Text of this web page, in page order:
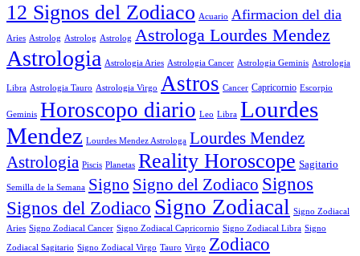
12 Signos del Zodiaco Acuario Afirmacion del dia
Aries Astrolog Astrolog Astrolog Astrologa Lourdes Mendez
Astrologia Astrologia Aries Astrologia Cancer Astrologia Geminis Astrologia
Libra Astrologia Tauro Astrologia Virgo Astros Cancer Capricornio Escorpio
Geminis Horoscopo diario Leo Libra Lourdes
Mendez Lourdes Mendez Astrologa Lourdes Mendez
Astrologia Piscis Planetas Reality Horoscope Sagitario
Semilla de la Semana Signo Signo del Zodiaco Signos
Signos del Zodiaco Signo Zodiacal Signo Zodiacal
Aries Signo Zodiacal Cancer Signo Zodiacal Capricornio Signo Zodiacal Libra Signo
Zodiacal Sagitario Signo Zodiacal Virgo Tauro Virgo Zodiaco